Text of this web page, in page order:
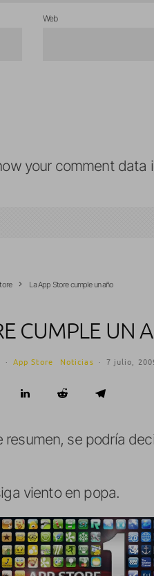
Web
your comment data
La App Store cumple un año
CUMPLE UN
· App Store Noticias · 7 julio,
se podría
viento en popa.